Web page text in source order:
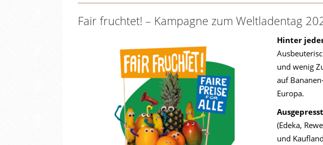
Fair fruchtet! – Kampagne zum Weltladentag
Hinter
und wenig
auf
Europa.
(Edeka,
und